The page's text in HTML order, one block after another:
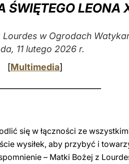
ŚWIĘTEGO LEONA
w Ogrodach
11 lutego 2026 r.
[Multimedia]
się w łączności ze
wysiłek, aby przybyć i
– Matki Bożej z